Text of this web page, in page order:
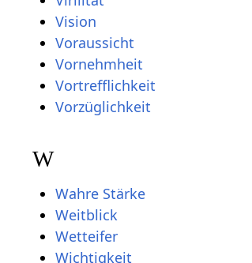
Vision
Voraussicht
Vornehmheit
Vortrefflichkeit
Vorzüglichkeit
W
Wahre Stärke
Weitblick
Wetteifer
Wichtigkeit